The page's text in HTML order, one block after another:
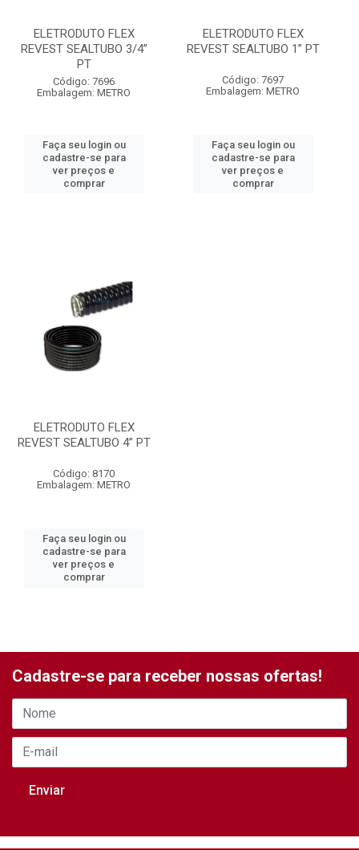
ELETRODUTO FLEX
REVEST SEALTUBO 3/4”
PT
Código: 7696
Embalagem: METRO
Faça seu login ou
cadastre-se para
ver preços e
comprar
ELETRODUTO FLEX
REVEST SEALTUBO 1” PT
Código: 7697
Embalagem: METRO
Faça seu login ou
cadastre-se para
ver preços e
comprar
ELETRODUTO FLEX
REVEST SEALTUBO 4” PT
Código: 8170
Embalagem: METRO
Faça seu login ou
cadastre-se para
ver preços e
comprar
Cadastre-se para receber nossas ofertas!